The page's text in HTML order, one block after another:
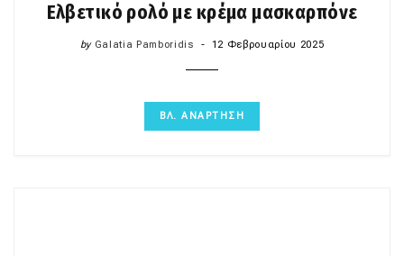
Ελβετικό ρολό με κρέμα μασκαρπόνε
by Galatia Pamboridis 12 Φεβρουαρίου 2025
ΒΛ. ΑΝΑΡΤΗΣΗ